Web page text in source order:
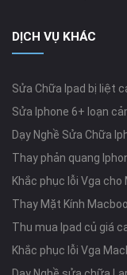
DỊCH VỤ KHÁC
Sửa Chữa Ipad bị liệt
Sửa Iphone 6+ loạn
Dạy Nghề Sửa Chữa
Thay phản quang
Khắc phục lỗi Vga cho
Thay Mặt Kính
Thu mua Ipad củ giá
Khắc phục lỗi Vga